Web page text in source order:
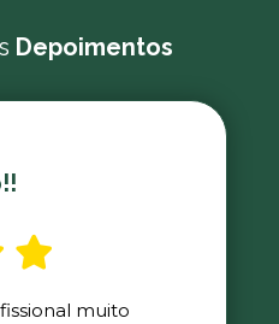
Depoimentos
muito